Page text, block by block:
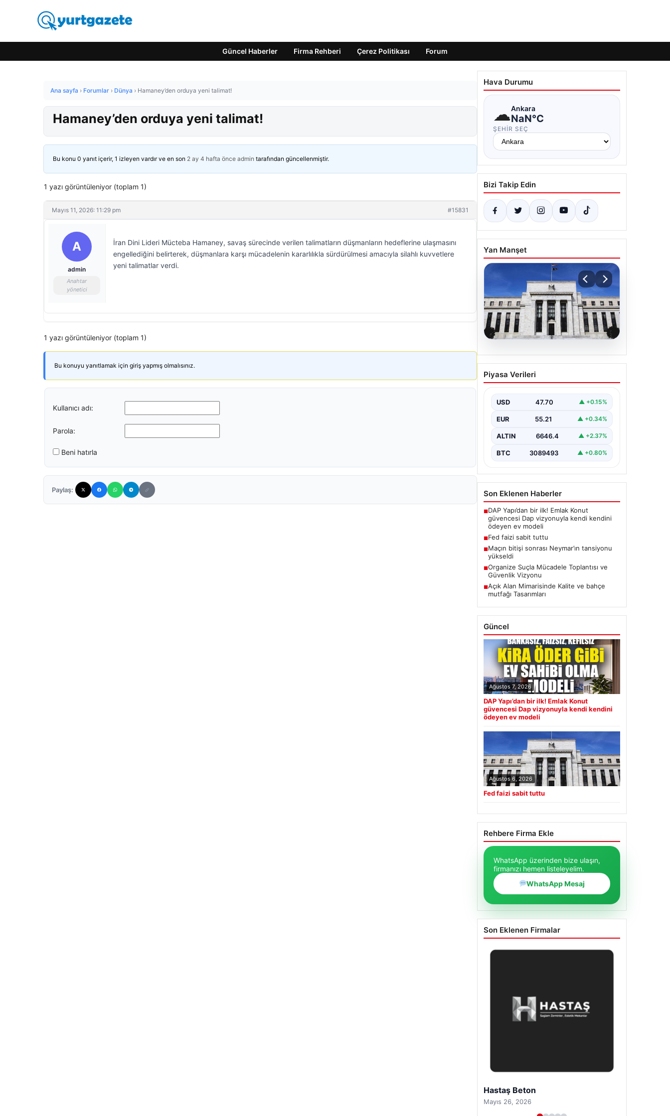
Güncel Haberler Firma Rehberi Çerez Politikası Forum
Ana sayfa › Forumlar › Dünya › Hamaney’den orduya yeni talimat!
Hamaney’den orduya yeni talimat!
Bu konu 0 yanıt içerir, 1 izleyen vardır ve en son 2 ay 4 hafta önce admin tarafından güncellenmiştir.
1 yazı görüntüleniyor (toplam 1)
Mayıs 11, 2026: 11:29 pm #15831
A
admin
Anahtar
yönetici
İran Dini Lideri Mücteba Hamaney, savaş sürecinde verilen talimatların düşmanların hedeflerine ulaşmasını
engellediğini belirterek, düşmanlara karşı mücadelenin kararlılıkla sürdürülmesi amacıyla silahlı kuvvetlere
yeni talimatlar verdi.
1 yazı görüntüleniyor (toplam 1)
Bu konuyu yanıtlamak için giriş yapmış olmalısınız.
Kullanıcı adı:
Parola:
Beni hatırla
Paylaş:
Hava Durumu
☁Ankara
NaN°C
ŞEHIR SEÇ
Bizi Takip Edin
Yan Manşet
Fed faizi sabit tuttu
Piyasa Verileri
USD 47.70 ▲ +0.15%
EUR 55.21 ▲ +0.34%
ALTIN 6646.4 ▲ +2.37%
BTC 3089493 ▲ +0.80%
Son Eklenen Haberler
■DAP Yapı’dan bir ilk! Emlak Konut
güvencesi Dap vizyonuyla kendi kendini
ödeyen ev modeli
■Fed faizi sabit tuttu
■Maçın bitişi sonrası Neymar’ın tansiyonu
yükseldi
■Organize Suçla Mücadele Toplantısı ve
Güvenlik Vizyonu
■Açık Alan Mimarisinde Kalite ve bahçe
mutfağı Tasarımları
Güncel
Ağustos 7, 2026
DAP Yapı’dan bir ilk! Emlak Konut
güvencesi Dap vizyonuyla kendi kendini
ödeyen ev modeli
Ağustos 6, 2026
Fed faizi sabit tuttu
Rehbere Firma Ekle
WhatsApp üzerinden bize ulaşın,
firmanızı hemen listeleyelim.
WhatsApp Mesaj
Son Eklenen Firmalar
Hastaş Beton
Mayıs 26, 2026